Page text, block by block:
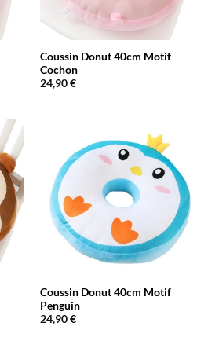
Coussin Donut 40cm Motif
Cochon
24,90€
Coussin Donut 40cm Motif
Penguin
24,90€